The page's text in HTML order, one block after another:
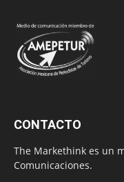
CONTACTO
The Markethink es un
Comunicaciones.